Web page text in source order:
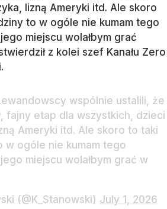
lizną Ameryki itd. Ale skoro
to w ogóle nie kumam tego
miejscu wolałbym grać
z kolei szef Kanału Zero
wspólnie ustalili, że
fajny etap dla wszystkich, dzieci
Ameryki itd. Ale skoro to taki
w ogóle nie kumam tego
miejscu wolałbym grać w
(@K_Stanowski) July 1, 2026